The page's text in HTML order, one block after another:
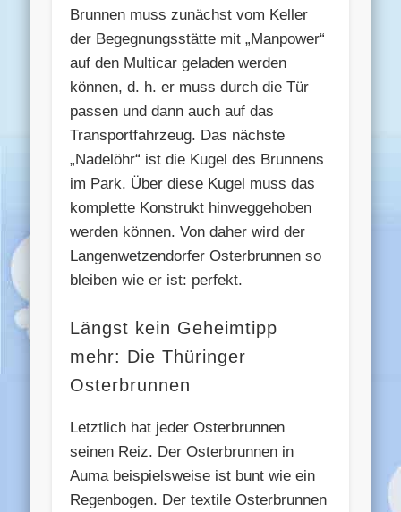
Brunnen muss zunächst vom Keller
der Begegnungsstätte mit „Manpower“
auf den Multicar geladen werden
können, d. h. er muss durch die Tür
passen und dann auch auf das
Transportfahrzeug. Das nächste
„Nadelöhr“ ist die Kugel des Brunnens
im Park. Über diese Kugel muss das
komplette Konstrukt hinweggehoben
werden können. Von daher wird der
Langenwetzendorfer Osterbrunnen so
bleiben wie er ist: perfekt.
Längst kein Geheimtipp
mehr: Die Thüringer
Osterbrunnen
Letztlich hat jeder Osterbrunnen
seinen Reiz. Der Osterbrunnen in
Auma beispielsweise ist bunt wie ein
Regenbogen. Der textile Osterbrunnen